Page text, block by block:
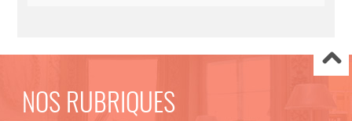
NOS RUBRIQUES